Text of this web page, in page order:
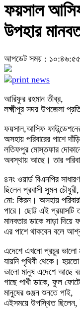
ফয়সাল
উপহার
আপডেট সময় : ১০:৪৬:৫৫
আরিফুর রহমান তীব্র,
লক্ষ্মীপুর সদর উপজেলা
ফয়সাল,আসিফ
অসহায় পরিবারের পাশে
লতিফপুর মোস্তফার
অবস্থায় আছে। তার
৪নং ওয়ার্ড বিএনপির
ছিলেন প্রবাসী সুমন
মো: কিরন। অসহায়
পারে। ছোট্ট এই
মানবতার ডাকে সাড়া
এর পাশে থাকবেন বলে
এদেশে এখনো প্রচুর ভালো
যায়নি পৃথিবী থেকে।
ভালো মানুষ এদেশে আছে
গাছে পাখী ডাকে, ফুল
মানুষের গুঞ্জন শুনতে পাই,
এইসময়ে উপস্থিত ছিলেন,